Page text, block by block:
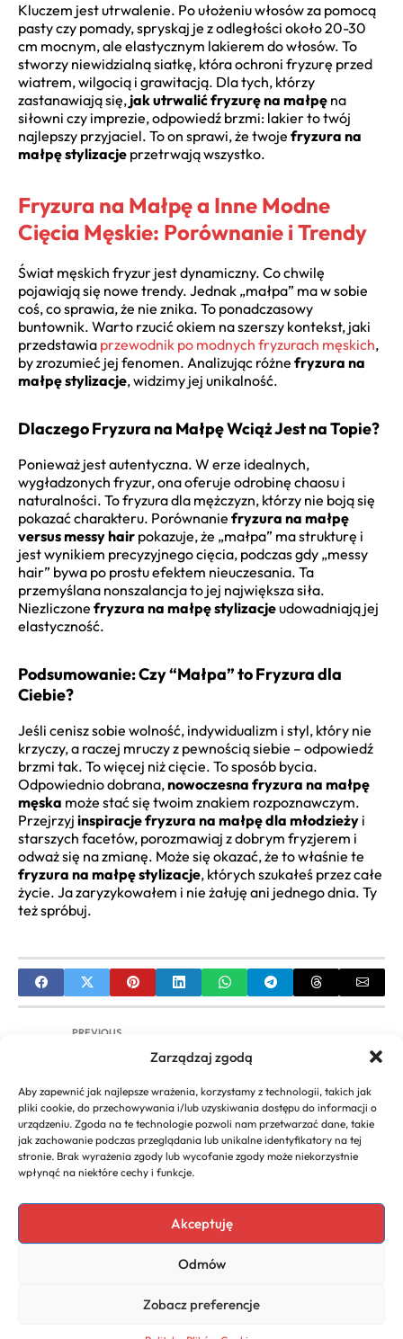
Zarządzaj zgodą
Aby zapewnić jak najlepsze wrażenia, korzystamy z technologii, takich jak
pliki cookie, do przechowywania i/lub uzyskiwania dostępu do informacji o
urządzeniu. Zgoda na te technologie pozwoli nam przetwarzać dane, takie
jak zachowanie podczas przeglądania lub unikalne identyfikatory na tej
stronie. Brak wyrażenia zgody lub wycofanie zgody może niekorzystnie
wpłynąć na niektóre cechy i funkcje.
Akceptuję
Odmów
Zobacz preferencje
Kluczem jest utrwalenie. Po ułożeniu włosów za pomocą
pasty czy pomady, spryskaj je z odległości około 20-30
cm mocnym, ale elastycznym lakierem do włosów. To
stworzy niewidzialną siatkę, która ochroni fryzurę przed
wiatrem, wilgocią i grawitacją. Dla tych, którzy
zastanawiają się, jak utrwalić fryzurę na małpę na
siłowni czy imprezie, odpowiedź brzmi: lakier to twój
najlepszy przyjaciel. To on sprawi, że twoje fryzura na
małpę stylizacje przetrwają wszystko.
Fryzura na Małpę a Inne Modne
Cięcia Męskie: Porównanie i Trendy
Świat męskich fryzur jest dynamiczny. Co chwilę
pojawiają się nowe trendy. Jednak „małpa” ma w sobie
coś, co sprawia, że nie znika. To ponadczasowy
buntownik. Warto rzucić okiem na szerszy kontekst, jaki
przedstawia przewodnik po modnych fryzurach męskich,
by zrozumieć jej fenomen. Analizując różne fryzura na
małpę stylizacje, widzimy jej unikalność.
Dlaczego Fryzura na Małpę Wciąż Jest na Topie?
Ponieważ jest autentyczna. W erze idealnych,
wygładzonych fryzur, ona oferuje odrobinę chaosu i
naturalności. To fryzura dla mężczyzn, którzy nie boją się
pokazać charakteru. Porównanie fryzura na małpę
versus messy hair pokazuje, że „małpa” ma strukturę i
jest wynikiem precyzyjnego cięcia, podczas gdy „messy
hair” bywa po prostu efektem nieuczesania. Ta
przemyślana nonszalancja to jej największa siła.
Niezliczone fryzura na małpę stylizacjeudowadniają jej
elastyczność.
Podsumowanie: Czy “Małpa” to Fryzura dla
Ciebie?
Jeśli cenisz sobie wolność, indywidualizm i styl, który nie
krzyczy, a raczej mruczy z pewnością siebie – odpowiedź
brzmi tak. To więcej niż cięcie. To sposób bycia.
Odpowiednio dobrana,nowoczesna fryzura na małpę
męska może stać się twoim znakiem rozpoznawczym.
Przejrzyj inspiracje fryzura na małpę dla młodzieży i
starszych facetów, porozmawiaj z dobrym fryzjerem i
odważ się na zmianę. Może się okazać, że to właśnie te
fryzura na małpę stylizacje, których szukałeś przez całe
życie. Ja zaryzykowałem i nie żałuję ani jednego dnia. Ty
też spróbuj.
PREVIOUS
Fryzura Męska na Grzybka Stylizacje | Jak
NEXT
Warkocz na wesele inspiracje i stylizacje | Odkryj
Idealną Fryzurę
Copyright 2026. All rights